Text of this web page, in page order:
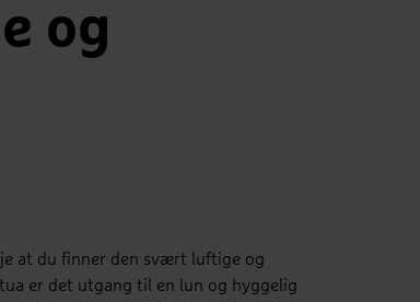
og
at du finner den svært luftige og
er det utgang til en lun og hyggelig